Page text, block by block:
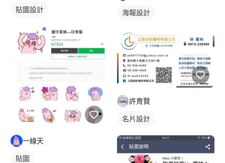
貼圖設計
一線天
貼圖
海報設計
許育賢
名片設計